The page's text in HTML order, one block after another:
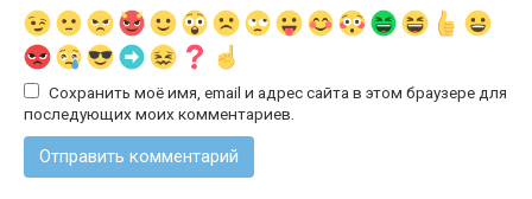
Сохранить моё имя, email и адрес сайта в этом браузере для
последующих моих комментариев.